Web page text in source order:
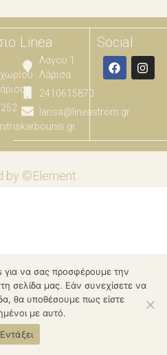
Linea
Λαγου 1
Λάρισα
2410615870
larisa@lineastrom.gr
Social
by ©Element
για να σας προσφέρουμε την
σελίδα μας. Εάν συνεχίσετε να
θα υποθέσουμε πως είστε
με αυτό.
Εντάξει